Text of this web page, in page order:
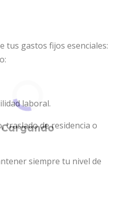
tus gastos fijos esenciales:
laboral.
traslado de residencia o
siempre tu nivel de